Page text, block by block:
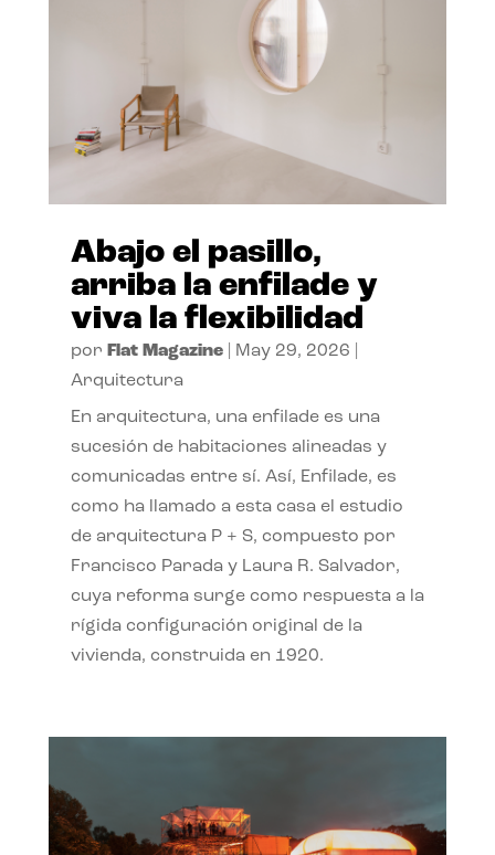
Abajo el pasillo,
arriba la enfilade y
viva la flexibilidad
por Flat Magazine| May 29, 2026
Arquitectura
En arquitectura, una enfilade es una
sucesión de habitaciones alineadas y
comunicadas entre sí. Así, Enfilade, es
como ha llamado a esta casa el estudio
de arquitectura P + S, compuesto por
Francisco Parada y Laura R. Salvador,
cuya reforma surge como respuesta a la
rígida configuración original de la
vivienda, construida en 1920.